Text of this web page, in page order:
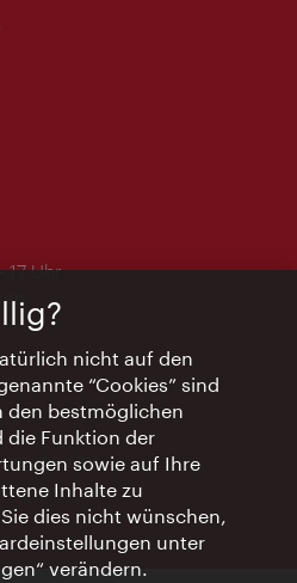
17 Uhr
die Uhr
nicht auf den
“Cookies” sind
den bestmöglichen
die Funktion der
sowie auf Ihre
Inhalte zu
dies nicht wünschen,
unter
verändern.